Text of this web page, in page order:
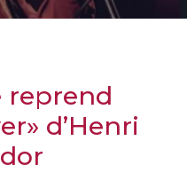
reprend
d’Henri